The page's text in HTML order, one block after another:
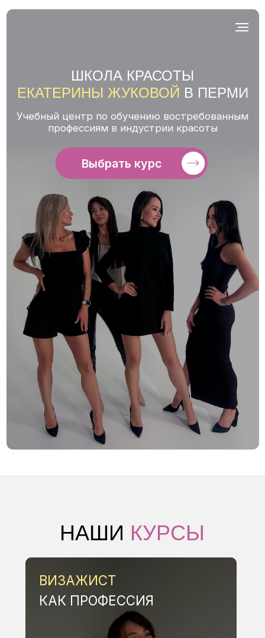
Учебный центр по обучению востребованным
профессиям в индустрии красоты
Выбрать курс
О нас
НАШИ КУРСЫ
ВИЗАЖИСТ
КАК ПРОФЕССИЯ
клиенты уже во время обучения!
Подробнее
ПЕРМАНЕНТНЫЙ
МАКИЯЖ (3 ЗОНЫ)